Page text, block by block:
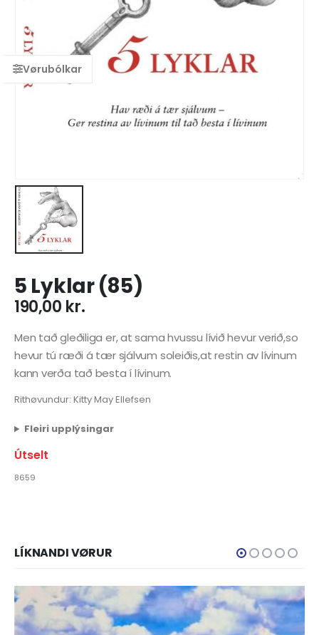
5 Lyklar (85)
190,00 kr.
Men tað gleðiliga er, at sama hvussu lívið hevur verið,so
hevur tú ræði á tær sjálvum soleiðis,at restin av lívinum
kann verða tað besta í lívinum.
Rithøvundur: Kitty May Ellefsen
Fleiri upplýsingar
Útselt
8659
LÍKNANDI VØRUR